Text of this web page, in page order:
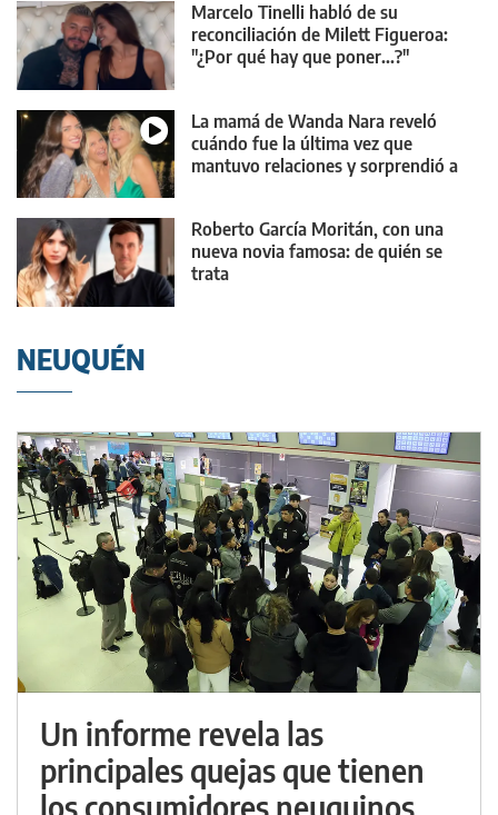
Marcelo Tinelli habló de su
reconciliación de Milett Figueroa:
"¿Por qué hay que poner...?"
La mamá de Wanda Nara reveló
cuándo fue la última vez que
mantuvo relaciones y sorprendió a
Roberto García Moritán, con una
nueva novia famosa: de quién se
trata
NEUQUÉN
Un informe revela las
principales quejas que tienen
los consumidores neuquinos